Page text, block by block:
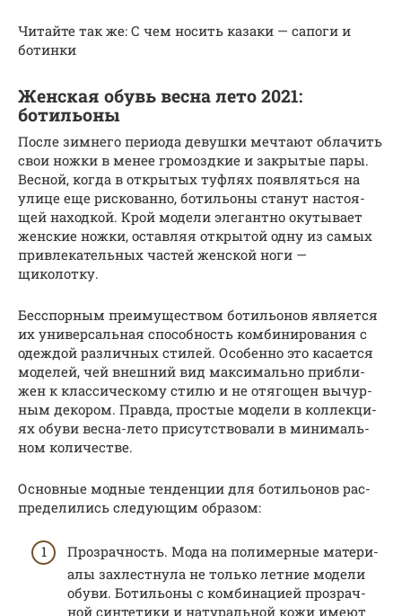
Читайте так же: С чем носить казаки — сапоги и
ботинки
Женская обувь весна лето 2021:
ботильоны
После зим­не­го пери­о­да девуш­ки меч­та­ют обла­чить
свои нож­ки в менее гро­мозд­кие и закры­тые пары.
Вес­ной, когда в откры­тых туф­лях появ­лять­ся на
ули­це еще рис­ко­ван­но, боти­льо­ны ста­нут насто­я­
щей наход­кой. Крой моде­ли эле­гант­но оку­ты­ва­ет
жен­ские нож­ки, остав­ляя откры­той одну из самых
при­вле­ка­тель­ных частей жен­ской ноги —
щиколотку.
Бес­спор­ным пре­иму­ще­ством боти­льо­нов явля­ет­ся
их уни­вер­саль­ная спо­соб­ность ком­би­ни­ро­ва­ния с
одеж­дой раз­лич­ных сти­лей. Осо­бен­но это каса­ет­ся
моде­лей, чей внеш­ний вид мак­си­маль­но при­бли­
жен к клас­си­че­ско­му сти­лю и не отя­го­щен вычур­
ным деко­ром. Прав­да, про­стые моде­ли в кол­лек­ци­
ях обу­ви вес­на-лето при­сут­ство­ва­ли в мини­маль­
ном количестве.
Основ­ные мод­ные тен­ден­ции для боти­льо­нов рас­
пре­де­ли­лись сле­ду­ю­щим образом:
Про­зрач­ность. Мода на поли­мер­ные мате­ри­
а­лы захлест­ну­ла не толь­ко лет­ние моде­ли
обу­ви. Боти­льо­ны с ком­би­на­ци­ей про­зрач­
ной син­те­ти­ки и нату­раль­ной кожи име­ют